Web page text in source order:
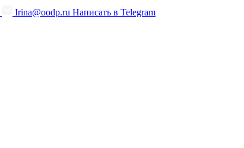
Irina@oodp.ru Написать в Telegram